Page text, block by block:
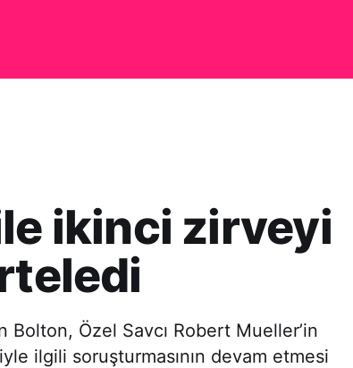
ikinci zirveyi
Bolton, Özel Savcı Robert Mueller’in
ilgili soruşturmasının devam etmesi